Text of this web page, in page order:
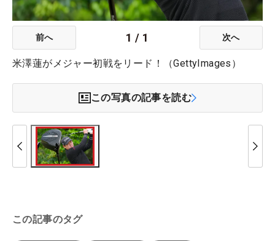
前へ 1 / 1 次へ
米澤蓮がメジャー初戦をリード！（GettyImages）
この写真の記事を読む
この記事のタグ